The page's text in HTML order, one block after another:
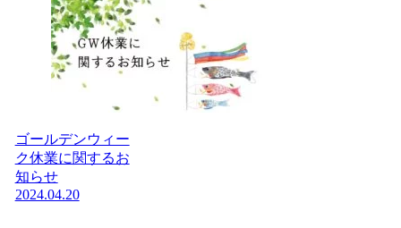
ゴールデンウィー
ク休業に関するお
知らせ
2024.04.20